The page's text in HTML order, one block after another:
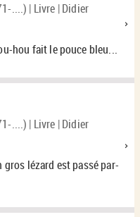
....) | Livre | Didier
hou fait le pouce bleu...
....) | Livre | Didier
gros lézard est passé par-